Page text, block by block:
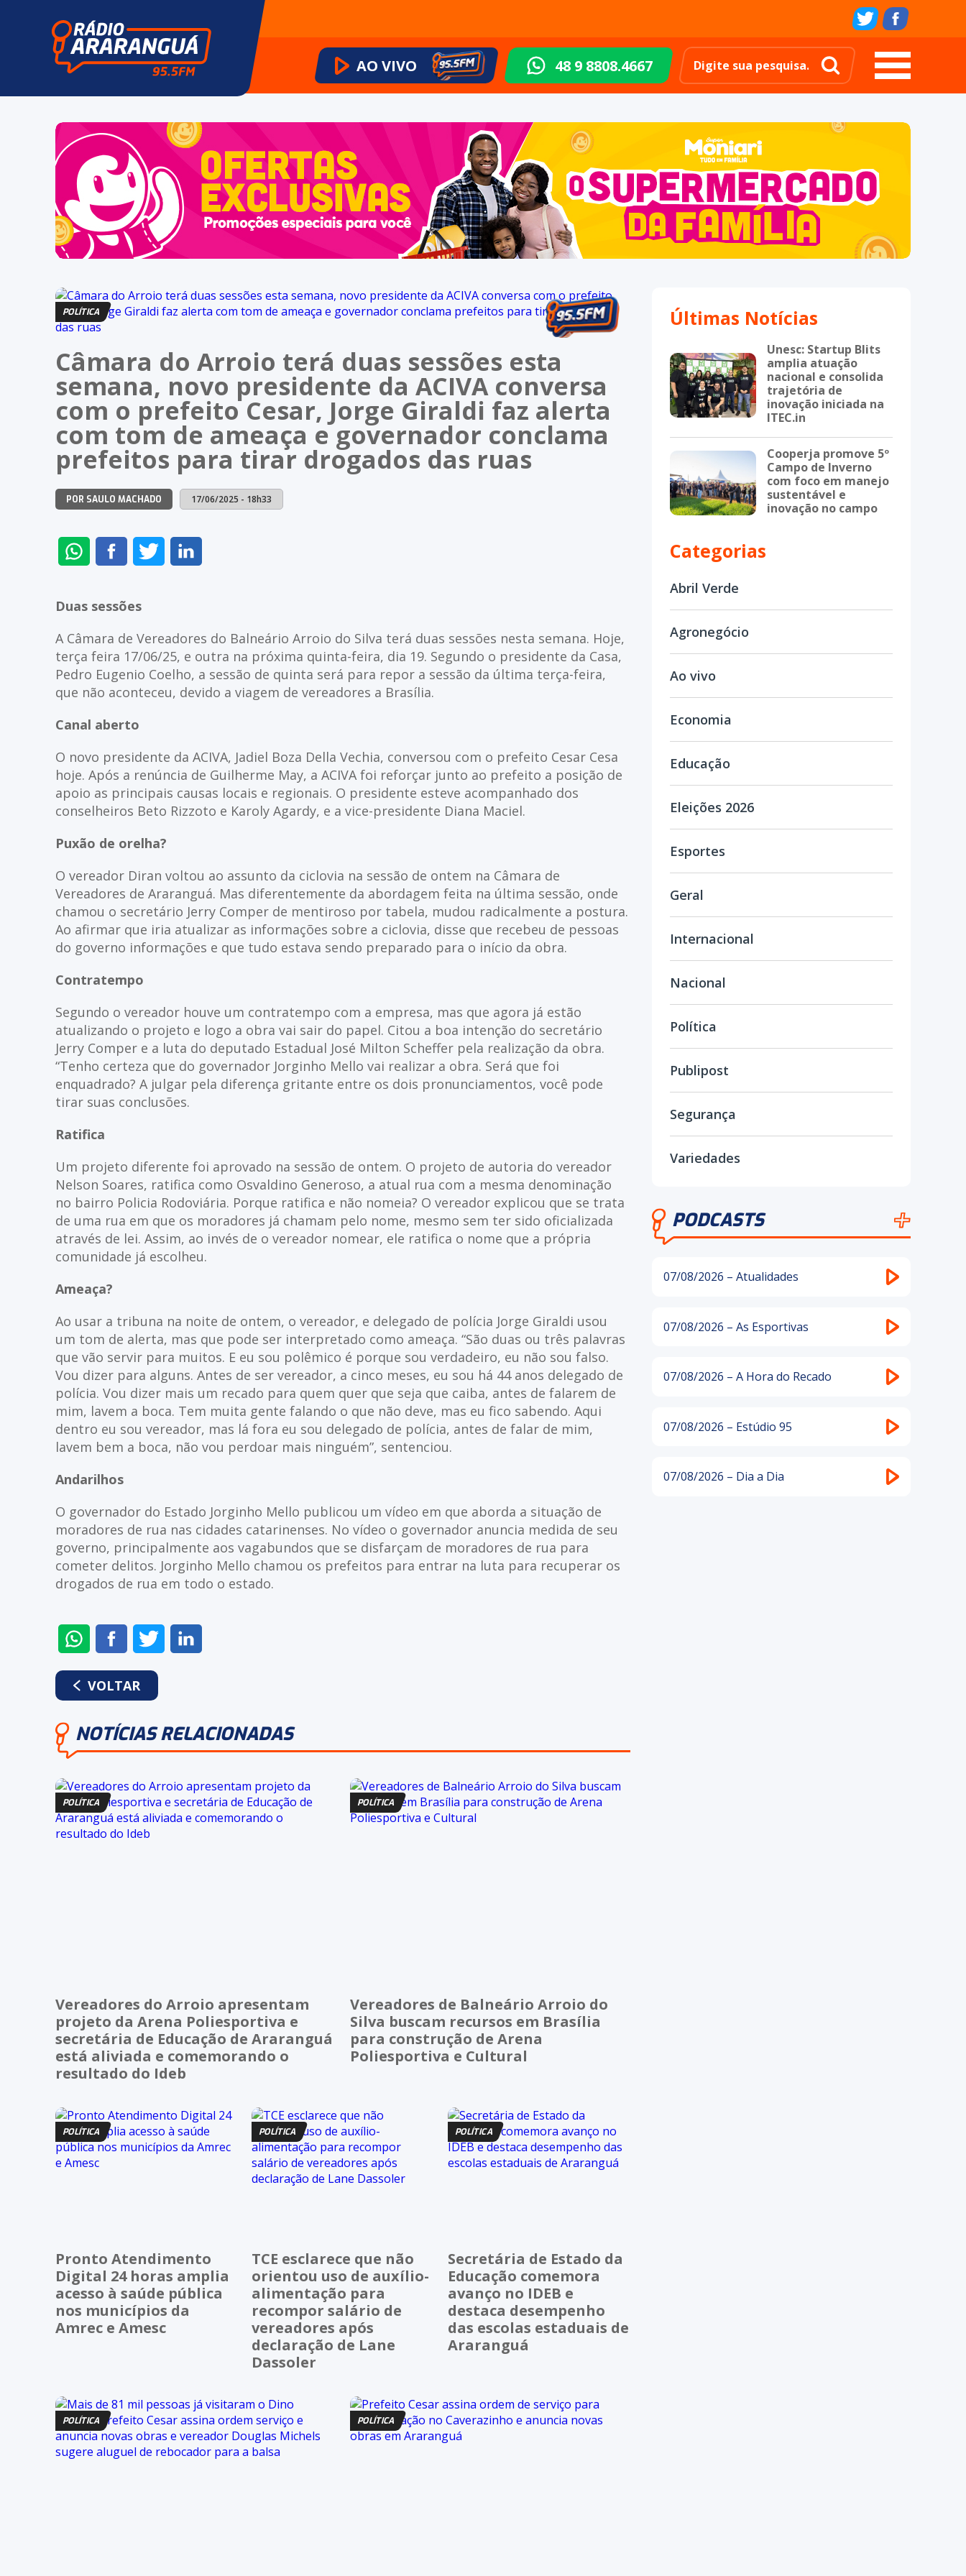
AO VIVO 48 9 8808.4667
POLÍTICA
Câmara do Arroio terá duas sessões esta
semana, novo presidente da ACIVA conversa
com o prefeito Cesar, Jorge Giraldi faz alerta
com tom de ameaça e governador conclama
prefeitos para tirar drogados das ruas
POR SAULO MACHADO 17/06/2025 - 18h33
ENVIAR
NO
COMPARTILHAR
NO
COMPARTILHAR
NO
Duas sessões
A Câmara de Vereadores do Balneário Arroio do Silva terá duas sessões nesta semana. Hoje,
terça feira 17/06/25, e outra na próxima quinta-feira, dia 19. Segundo o presidente da Casa,
Pedro Eugenio Coelho, a sessão de quinta será para repor a sessão da última terça-feira,
que não aconteceu, devido a viagem de vereadores a Brasília.
Canal aberto
O novo presidente da ACIVA, Jadiel Boza Della Vechia, conversou com o prefeito Cesar Cesa
hoje. Após a renúncia de Guilherme May, a ACIVA foi reforçar junto ao prefeito a posição de
apoio as principais causas locais e regionais. O presidente esteve acompanhado dos
conselheiros Beto Rizzoto e Karoly Agardy, e a vice-presidente Diana Maciel.
Puxão de orelha?
O vereador Diran voltou ao assunto da ciclovia na sessão de ontem na Câmara de
Vereadores de Araranguá. Mas diferentemente da abordagem feita na última sessão, onde
chamou o secretário Jerry Comper de mentiroso por tabela, mudou radicalmente a postura.
Ao afirmar que iria atualizar as informações sobre a ciclovia, disse que recebeu de pessoas
do governo informações e que tudo estava sendo preparado para o início da obra.
Contratempo
Segundo o vereador houve um contratempo com a empresa, mas que agora já estão
atualizando o projeto e logo a obra vai sair do papel. Citou a boa intenção do secretário
Jerry Comper e a luta do deputado Estadual José Milton Scheffer pela realização da obra.
“Tenho certeza que do governador Jorginho Mello vai realizar a obra. Será que foi
enquadrado? A julgar pela diferença gritante entre os dois pronunciamentos, você pode
tirar suas conclusões.
Ratifica
Um projeto diferente foi aprovado na sessão de ontem. O projeto de autoria do vereador
Nelson Soares, ratifica como Osvaldino Generoso, a atual rua com a mesma denominação
no bairro Policia Rodoviária. Porque ratifica e não nomeia? O vereador explicou que se trata
de uma rua em que os moradores já chamam pelo nome, mesmo sem ter sido oficializada
através de lei. Assim, ao invés de o vereador nomear, ele ratifica o nome que a própria
comunidade já escolheu.
Ameaça?
Ao usar a tribuna na noite de ontem, o vereador, e delegado de polícia Jorge Giraldi usou
um tom de alerta, mas que pode ser interpretado como ameaça. “São duas ou três palavras
que vão servir para muitos. E eu sou polêmico é porque sou verdadeiro, eu não sou falso.
Vou dizer para alguns. Antes de ser vereador, a cinco meses, eu sou há 44 anos delegado de
polícia. Vou dizer mais um recado para quem quer que seja que caiba, antes de falarem de
mim, lavem a boca. Tem muita gente falando o que não deve, mas eu fico sabendo. Aqui
dentro eu sou vereador, mas lá fora eu sou delegado de polícia, antes de falar de mim,
lavem bem a boca, não vou perdoar mais ninguém”, sentenciou.
Andarilhos
O governador do Estado Jorginho Mello publicou um vídeo em que aborda a situação de
moradores de rua nas cidades catarinenses. No vídeo o governador anuncia medida de seu
governo, principalmente aos vagabundos que se disfarçam de moradores de rua para
cometer delitos. Jorginho Mello chamou os prefeitos para entrar na luta para recuperar os
drogados de rua em todo o estado.
ENVIAR
NO
WHATSAPP
COMPARTILHAR
NO
FACEBOOK
COMPARTILHAR
NO
VOLTAR
NOTÍCIAS RELACIONADAS
POLÍTICA
Vereadores do Arroio apresentam
projeto da Arena Poliesportiva e
secretária de Educação de Araranguá
está aliviada e comemorando o
resultado do Ideb
POLÍTICA
Vereadores de Balneário Arroio do
Silva buscam recursos em Brasília
para construção de Arena
Poliesportiva e Cultural
POLÍTICA
Pronto Atendimento
Digital 24 horas amplia
acesso à saúde pública
nos municípios da
Amrec e Amesc
POLÍTICA
TCE esclarece que não
orientou uso de auxílio-
alimentação para
recompor salário de
vereadores após
declaração de Lane
Dassoler
POLÍTICA
Secretária de Estado da
Educação comemora
avanço no IDEB e
destaca desempenho
das escolas estaduais de
Araranguá
POLÍTICA POLÍTICA
Últimas Notícias
Unesc: Startup Blits
amplia atuação
nacional e consolida
trajetória de
inovação iniciada na
ITEC.in
Cooperja promove 5º
Campo de Inverno
com foco em manejo
sustentável e
inovação no campo
Categorias
Abril Verde
Agronegócio
Ao vivo
Economia
Educação
Eleições 2026
Esportes
Geral
Internacional
Nacional
Política
Publipost
Segurança
Variedades
PODCASTS
07/08/2026 – Atualidades
07/08/2026 – As Esportivas
07/08/2026 – A Hora do Recado
07/08/2026 – Estúdio 95
07/08/2026 – Dia a Dia